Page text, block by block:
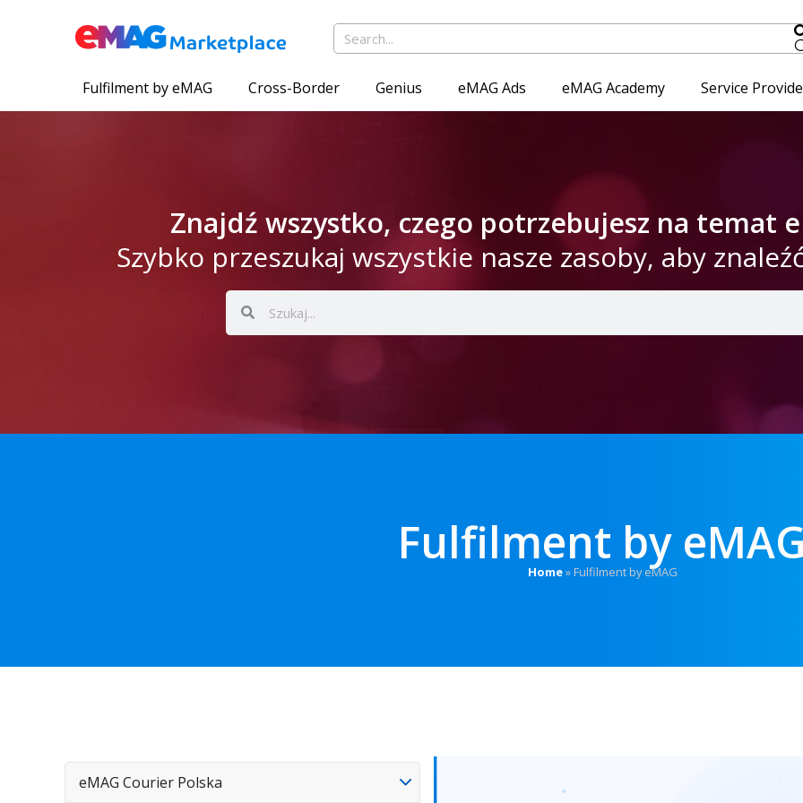
Fulfilment by eMAG Cross-Border Genius eMAG Ads eMAG Academy Service
Znajdź wszystko, czego potrzebujesz na temat
Szybko przeszukaj wszystkie nasze zasoby, aby
Fulfilment by
Home»Fulfilment by eMAG
eMAG Courier Polska